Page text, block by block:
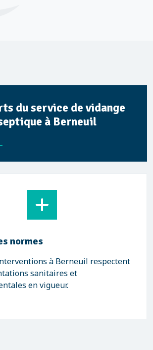
du service de vidange
à Berneuil
normes
à Berneuil respectent
sanitaires et
en vigueur.